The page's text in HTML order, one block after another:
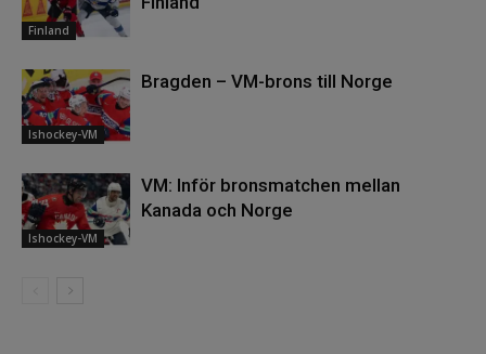
Finland
Ishockey-VM
Bragden – VM-brons till Norge
Ishockey-VM
VM: Inför bronsmatchen mellan
Kanada och Norge